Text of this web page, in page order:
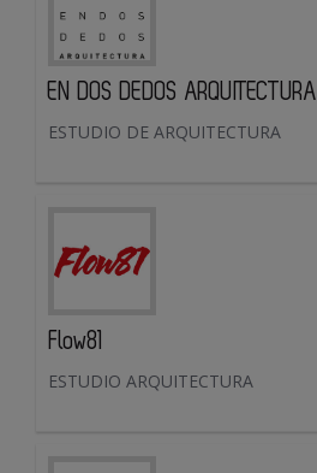
EN DOS DEDOS ARQUITECTURA
ESTUDIO DE ARQUITECTURA
Flow81
ESTUDIO ARQUITECTURA